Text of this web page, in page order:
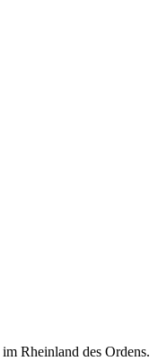
Rheinland des Ordens.